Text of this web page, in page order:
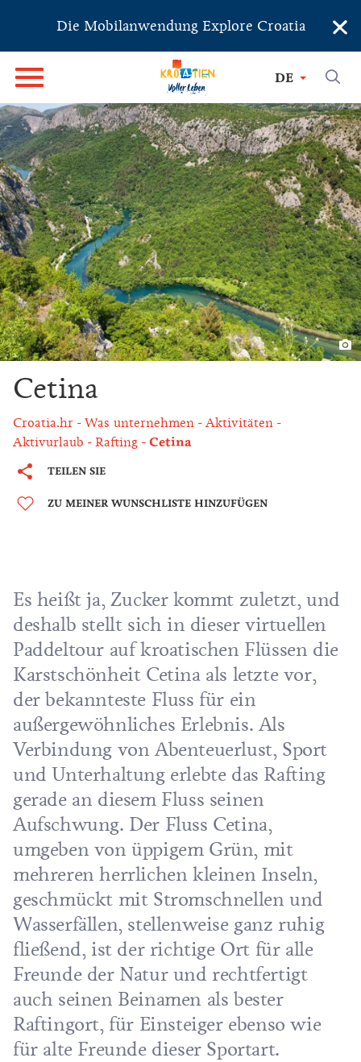
Die Mobilanwendung Explore Croatia ×
DE
Cetina
Croatia.hr Was unternehmen
Aktivitäten
Aktivurlaub
Rafting Cetina
TEILEN SIE
ZU MEINER WUNSCHLISTE HINZUFÜGEN
Es heißt ja, Zucker kommt zuletzt, und
deshalb stellt sich in dieser virtuellen
Paddeltour auf kroatischen Flüssen die
Karstschönheit Cetina als letzte vor,
der bekannteste Fluss für ein
außergewöhnliches Erlebnis. Als
Verbindung von Abenteuerlust, Sport
und Unterhaltung erlebte das Rafting
gerade an diesem Fluss seinen
Aufschwung. Der Fluss Cetina,
umgeben von üppigem Grün, mit
mehreren herrlichen kleinen Inseln,
geschmückt mit Stromschnellen und
Wasserfällen, stellenweise ganz ruhig
fließend, ist der richtige Ort für alle
Freunde der Natur und rechtfertigt
auch seinen Beinamen als bester
Raftingort, für Einsteiger ebenso wie
für alte Freunde dieser Sportart.